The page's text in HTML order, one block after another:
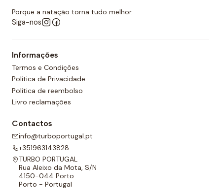
Porque a natação torna tudo melhor.
Siga-nos
Informações
Termos e Condições
Política de Privacidade
Política de reembolso
Livro reclamações
Contactos
info@turboportugal.pt
+351963143828
TURBO PORTUGAL
Rua Aleixo da Mota, S/N
4150-044 Porto
Porto - Portugal